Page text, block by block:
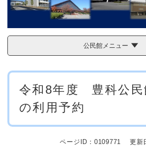
公民館メニュー
本
令和8年度 豊科公民
の利用予約
ページID：0109771 更新